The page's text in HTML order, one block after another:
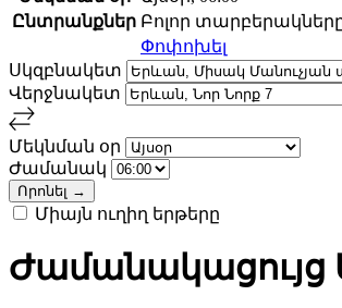
Ընտրանքներ Բոլոր
Փոփոխել
Սկզբնակետ
Վերջնակետ
Մեկնման օր
Ժամանակ
Միայն ուղիղ երթերը
Ժամանակացույց